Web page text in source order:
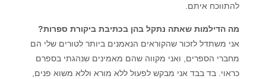
להתווכח איתם.
מה הדילמות שאתה נתקל בהן בכתיבת ביקורת ספרות?
אני משתדל לזכור שהקוראים הנאמנים ביותר לטורים שלי הם
מחברי הספרים, ואני מקווה שהם מאמינים שנהגתי בספרם
כראוי. בד בבד אני מבקש לפעול ללא מורא וללא משוא פנים,